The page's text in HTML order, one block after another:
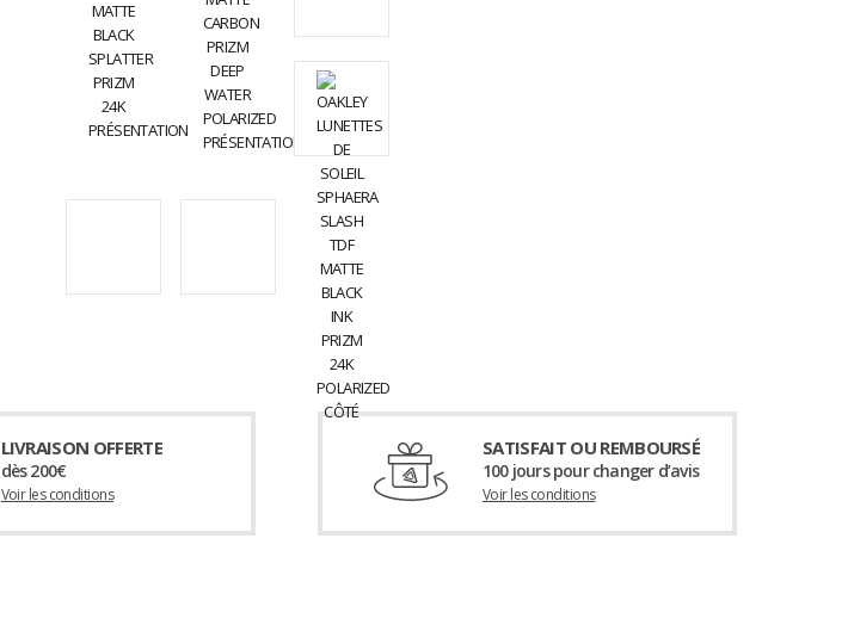
LIVRAISON OFFERTE
dès 200€
Voir les conditions
SATISFAIT OU REMBOURSÉ
100 jours pour changer d’avis
Voir les conditions